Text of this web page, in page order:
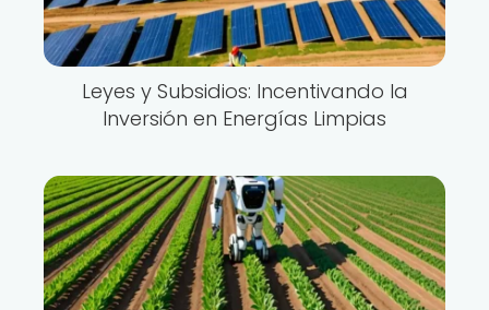
Leyes y Subsidios: Incentivando la
Inversión en Energías Limpias